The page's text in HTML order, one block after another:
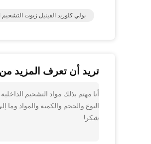
بولي كلوريد الفينيل زيوت التشحيم
تريد أن تعرف المزيد
النوع والحجم والكمية والمواد وما
شكر!